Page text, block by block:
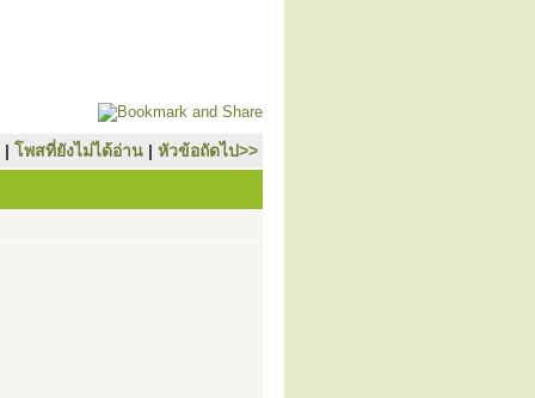
| โพสที่ยังไม่ได้อ่าน | หัวข้อถัดไป>>